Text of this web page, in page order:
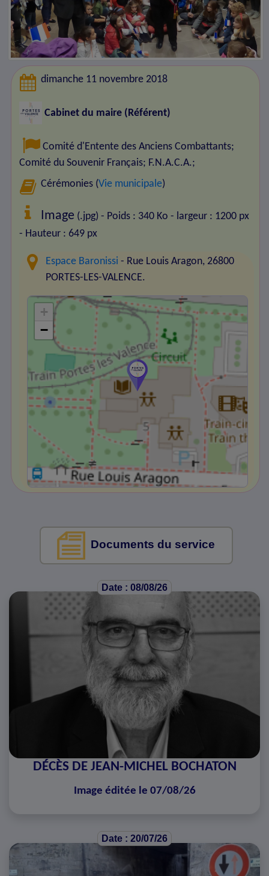
dimanche 11 novembre 2018
Cabinet du maire (Référent)
Comité d'Entente des Anciens Combattants;
Comité du Souvenir Français; F.N.A.C.A.;
Cérémonies (Vie municipale)
Image (.jpg) - Poids : 340 Ko - largeur : 1200 px
- Hauteur : 649 px
Espace Baronissi - Rue Louis Aragon, 26800
PORTES-LES-VALENCE.
+
−
Documents du service
Date : 08/08/26
DÉCÈS DE JEAN-MICHEL BOCHATON
Image éditée le 07/08/26
Date : 20/07/26